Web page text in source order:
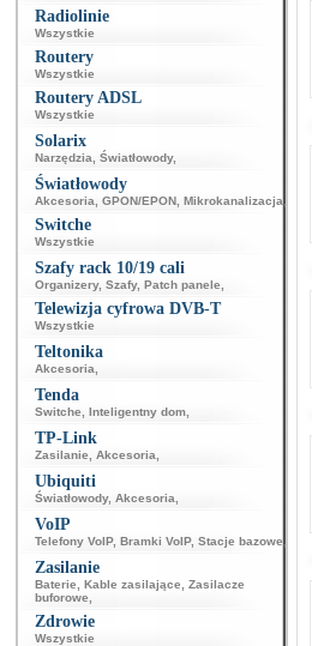
Radiolinie
Wszystkie
Routery
Wszystkie
Routery ADSL
Wszystkie
Solarix
Narzędzia Światłowody,
Światłowody
Akcesoria GPON/EPON Mikrokanalizacja
Switche
Wszystkie
Szafy rack 10/19 cali
Organizery, Szafy, Patch panele
Telewizja cyfrowa DVB-T
Wszystkie
Teltonika
Akcesoria
Tenda
Switche Inteligentny dom
TP-Link
Zasilanie Akcesoria
Ubiquiti
Światłowody, Akcesoria
VoIP
Telefony VoIP, Bramki VoIP, Stacje bazowe
Zasilanie
Baterie Kable zasilające
Zasilacze
buforowe
Zdrowie
Wszystkie